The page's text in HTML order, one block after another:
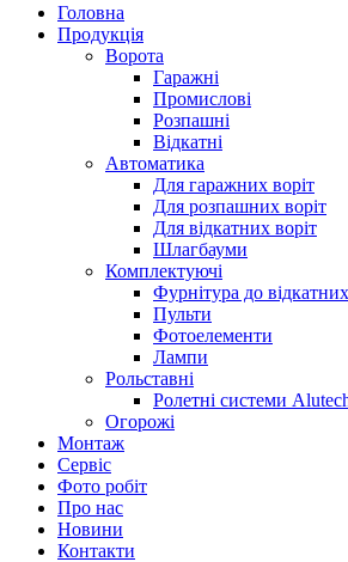
Головна
Продукція
Ворота
Гаражні
Промислові
Розпашні
Відкатні
Автоматика
Для гаражних воріт
Для розпашних воріт
Для відкатних воріт
Шлагбауми
Комплектуючі
Фурнітура до
Пульти
Фотоелементи
Лампи
Рольставні
Ролетні системи
Огорожі
Монтаж
Сервіс
Фото робіт
Про нас
Новини
Контакти